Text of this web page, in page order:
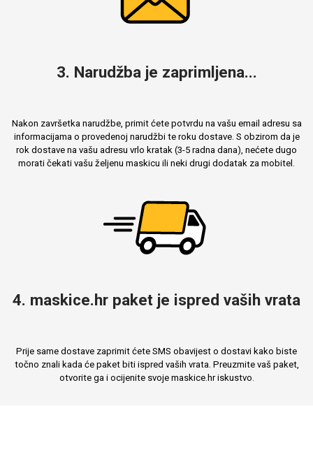
3. Narudžba je zaprimljena...
Nakon završetka narudžbe, primit ćete potvrdu na vašu email adresu sa
informacijama o provedenoj narudžbi te roku dostave. S obzirom da je
rok dostave na vašu adresu vrlo kratak (3-5 radna dana), nećete dugo
morati čekati vašu željenu maskicu ili neki drugi dodatak za mobitel.
4. maskice.hr paket je ispred vaših vrata
Prije same dostave zaprimit ćete SMS obavijest o dostavi kako biste
točno znali kada će paket biti ispred vaših vrata. Preuzmite vaš paket,
otvorite ga i ocijenite svoje maskice.hr iskustvo.